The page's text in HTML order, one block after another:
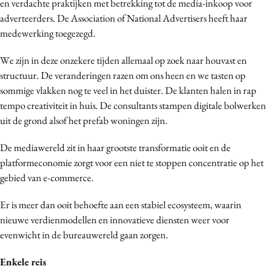
Influencer marketing
Interne communicatie
Martech
Media
Merkstrategie
PR
Programmatic
Purpose Marketing
Reputatie & crisis
en verdachte praktijken met betrekking tot de media-inkoop voor
adverteerders. De Association of National Advertisers heeft haar
medewerking toegezegd.
We zijn in deze onzekere tijden allemaal op zoek naar houvast en
structuur. De veranderingen razen om ons heen en we tasten op
sommige vlakken nog te veel in het duister. De klanten halen in rap
tempo creativiteit in huis. De consultants stampen digitale bolwerken
uit de grond alsof het prefab woningen zijn.
De mediawereld zit in haar grootste transformatie ooit en de
platformeconomie zorgt voor een niet te stoppen concentratie op het
gebied van e-commerce.
Er is meer dan ooit behoefte aan een stabiel ecosysteem, waarin
nieuwe verdienmodellen en innovatieve diensten weer voor
evenwicht in de bureauwereld gaan zorgen.
Enkele reis